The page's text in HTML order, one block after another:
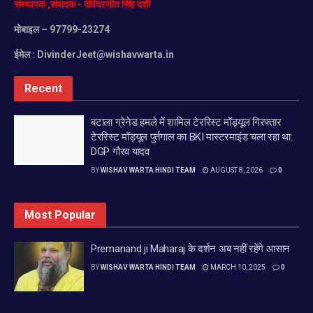
संस्थापक,संपादक-देविंदरजीतसिंहदर्शी
मोबाइल– 97799-23274
ईमेल : DivinderJeet@wishavwarta.in
Recent
बटाला ग्रेनेड हमले में शामिल टेररिस्ट मॉड्यूल गिरफ्तार
टेररिस्ट मॉड्यूल पुर्तगाल का BKI मास्टरमाइंड चला रहा था:
DGP गौरव यादव
BYWISHAV WARTA HINDI TEAM AUGUST 8, 2026 0
Most Popular
Premanand ji Maharaj के दर्शन अब नहीं रहेंगे आसान
BYWISHAV WARTA HINDI TEAM MARCH 10, 2025 0